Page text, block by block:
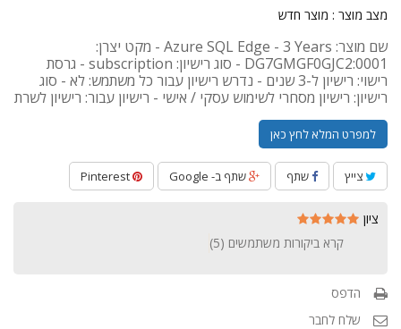
מצב מוצר : מוצר חדש
שם מוצר: Azure SQL Edge - 3 Years - מקט יצרן:
DG7GMGF0GJC2:0001 - סוג רישיון: subscription - גרסת
רישוי: רישיון ל-3 שנים - נדרש רישיון עבור כל משתמש: לא - סוג
רישיון: רישיון מסחרי לשימוש עסקי / אישי - רישיון עבור: רישיון לשרת
למפרט המלא לחץ כאן
צייץ שתף שתף ב- Google
ציון
קרא ביקורות משתמשים (5
)
הדפס
שלח לחבר